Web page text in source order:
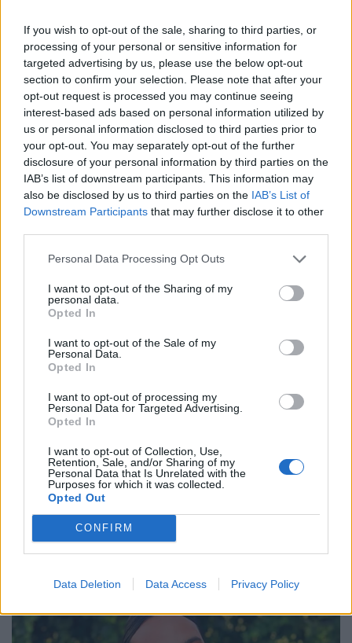
If you wish to opt-out of the sale, sharing to third parties, or
processing of your personal or sensitive information for
targeted advertising by us, please use the below opt-out
section to confirm your selection. Please note that after your
opt-out request is processed you may continue seeing
interest-based ads based on personal information utilized by
us or personal information disclosed to third parties prior to
your opt-out. You may separately opt-out of the further
disclosure of your personal information by third parties on the
IAB’s list of downstream participants. This information may
also be disclosed by us to third parties on the IAB’s List of
Downstream Participants that may further disclose it to other
Personal Data Processing Opt Outs
I want to opt-out of the Sharing of my
personal data.
Opted In
I want to opt-out of the Sale of my
Personal Data.
Opted In
I want to opt-out of processing my
Personal Data for Targeted Advertising.
Opted In
I want to opt-out of Collection, Use,
Retention, Sale, and/or Sharing of my
Personal Data that Is Unrelated with the
Purposes for which it was collected.
Opted Out
CONFIRM
Data Deletion Data Access Privacy Policy